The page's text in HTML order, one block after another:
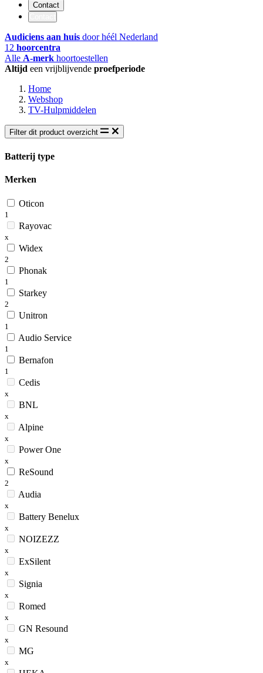
Contact
Audiciens aan huis door héél Nederland
12 hoorcentra
Alle A-merk hoortoestellen
Altijd een vrijblijvende proefperiode
Home
Webshop
TV-Hulpmiddelen
Filter dit product overzicht
Batterij type
Merken
Oticon
1
Rayovac
x
Widex
2
Phonak
1
Starkey
2
Unitron
1
Audio Service
1
Bernafon
1
Cedis
x
BNL
x
Alpine
x
Power One
x
ReSound
2
Audia
x
Battery Benelux
x
NOIZEZZ
x
ExSilent
x
Signia
x
Romed
x
GN Resound
x
MG
x